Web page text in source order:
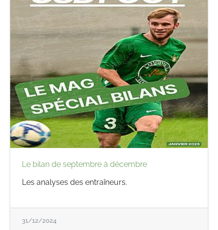
Le bilan de septembre à décembre
Les analyses des entraîneurs.
31/12/2024